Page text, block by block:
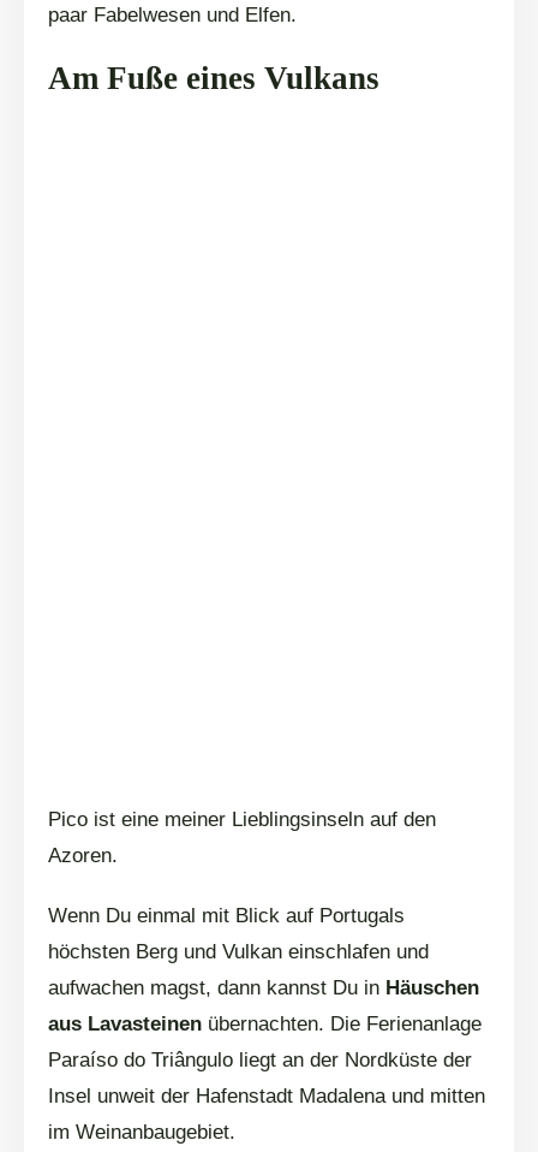
paar Fabelwesen und Elfen.
Am Fuße eines Vulkans
Pico ist eine meiner Lieblingsinseln auf den
Azoren.
Wenn Du einmal mit Blick auf Portugals
höchsten Berg und Vulkan einschlafen und
aufwachen magst, dann kannst Du in Häuschen
aus Lavasteinen übernachten. Die Ferienanlage
Paraíso do Triângulo liegt an der Nordküste der
Insel unweit der Hafenstadt Madalena und mitten
im Weinanbaugebiet.